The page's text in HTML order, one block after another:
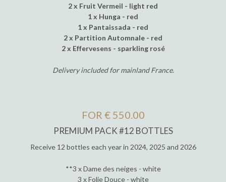
2 x Fruit Vermeil - light red
1 x Hunga - red
1 x Pantaissada - red
2 x Partition Automnale - red
2 x Effervesens - sparkling rosé
Delivery included for mainland France.
FOR € 550.00
PREMIUM PACK #12 BOTTLES
Receive 12 bottles each year in 2024, 2025 and 2026
**3 x Dame des neiges - white
3 x Folie Douce - white